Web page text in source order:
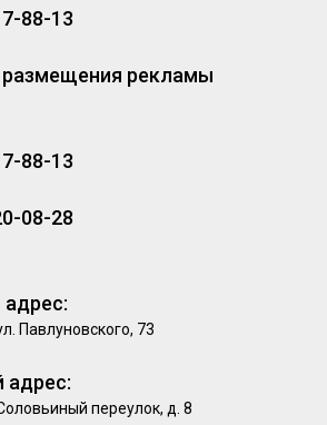
88-13
рекламы
88-13
08-28
Павлуновского, 73
адрес:
переулок, д. 8